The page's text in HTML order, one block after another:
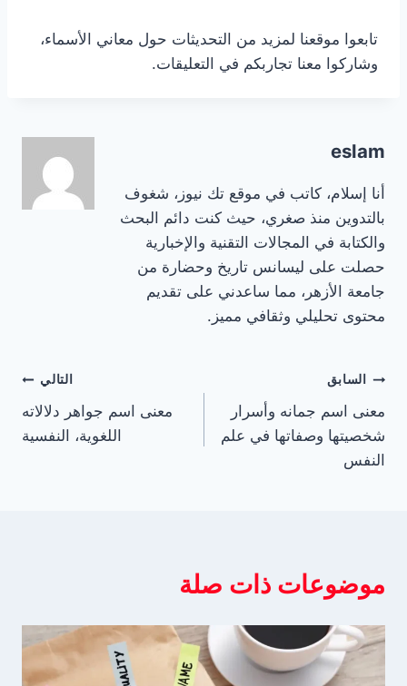
تابعوا موقعنا لمزيد من التحديثات حول معاني الأسماء،
وشاركوا معنا تجاربكم في التعليقات.
eslam
أنا إسلام، كاتب في موقع تك نيوز، شغوف
بالتدوين منذ صغري، حيث كنت دائم البحث
والكتابة في المجالات التقنية والإخبارية
حصلت على ليسانس تاريخ وحضارة من
جامعة الأزهر، مما ساعدني على تقديم
محتوى تحليلي وثقافي مميز.
تصفّح
المقالات
السابق
معنى اسم جمانه وأسرار
شخصيتها وصفاتها في علم
النفس
التالي
معنى اسم جواهر دلالاته
اللغوية، النفسية
موضوعات ذات صلة